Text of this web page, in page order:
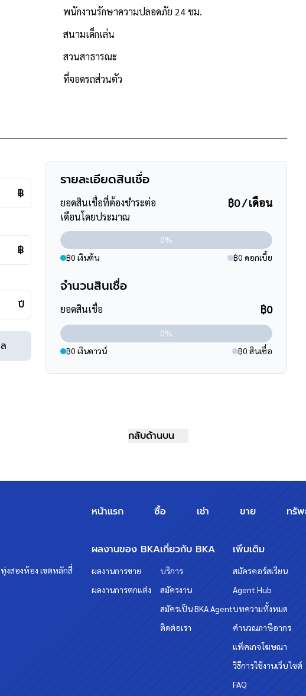
เพชรเกษม
ม2, บิ๊กซี เพชรเกษม
ศึกษา, โรงเรียนอนุบาลเด่นหล้า
อกชัย, ถนนกาญจนาภิเษก, ถนนพระราม2
ด้วงเงินสูงสุดถึง 90-110 % ที่สำคัญคือ ฟรีค่ะ
095-264-4465,02-494-9187
เวทกับเรา "บ้านบางกอก" ?? อยากรู้
พนักงานรักษาความปลอดภัย 24 ชม.
สนามเด็กเล่น
สวนสาธารณะ
ที่จอดรถส่วนตัว
฿
฿
ปี
รายละเอียดสินเชื่อ
ยอดสินเชื่อที่ต้องชำระต่อ
เดือนโดยประมาณ
฿0 / เดือน
0%
฿0 เงินต้น
฿0 ดอกเบี้ย
จำนวนสินเชื่อ
ยอดสินเชื่อ ฿0
0%
฿0 เงินดาวน์
฿0 สินเชื่อ
กลับด้านบน
งสองห้อง เขตหลักสี่
หน้าแรก ซื้อ เช่า ขาย ทรัพ
ผลงานของ BKA
ผลงานการขาย
ผลงานการตกแต่ง
เกี่ยวกับ BKA
บริการ
สมัครงาน
สมัครเป็น BKA Agent
ติดต่อเรา
เพิ่มเติม
สมัครคอร์สเรียน
Agent Hub
บทความทั้งหมด
คำนวณภาษีอากร
แพ็คเกจโฆษณา
วิธีการใช้งานเว็บไซต์
FAQ